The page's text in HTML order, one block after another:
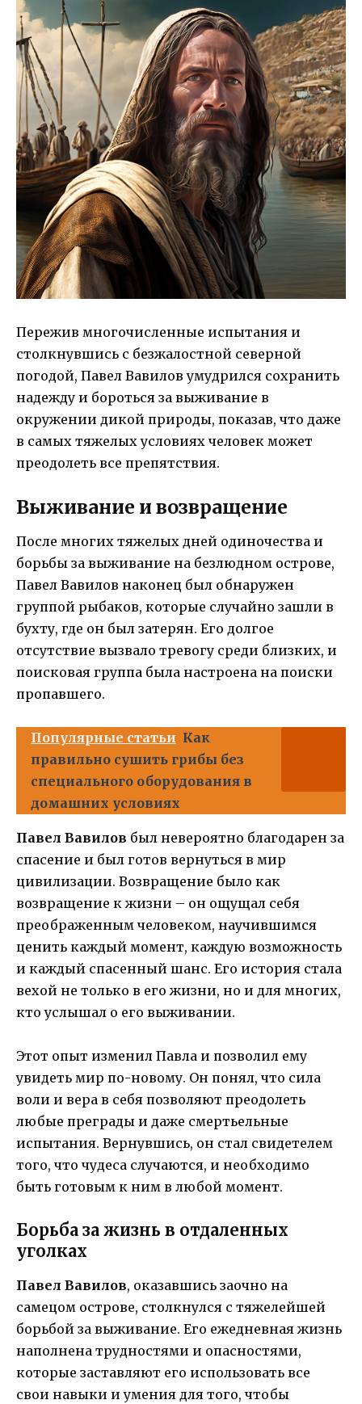
Пережив многочисленные испытания и
столкнувшись с безжалостной северной
погодой, Павел Вавилов умудрился сохранить
надежду и бороться за выживание в
окружении дикой природы, показав, что даже
в самых тяжелых условиях человек может
преодолеть все препятствия.
Выживание и возвращение
После многих тяжелых дней одиночества и
борьбы за выживание на безлюдном острове,
Павел Вавилов наконец был обнаружен
группой рыбаков, которые случайно зашли в
бухту, где он был затерян. Его долгое
отсутствие вызвало тревогу среди близких, и
поисковая группа была настроена на поиски
пропавшего.
Популярные статьи Как
правильно сушить грибы без
специального оборудования в
домашних условиях
Павел Вавилов был невероятно благодарен за
спасение и был готов вернуться в мир
цивилизации. Возвращение было как
возвращение к жизни – он ощущал себя
преображенным человеком, научившимся
ценить каждый момент, каждую возможность
и каждый спасенный шанс. Его история стала
вехой не только в его жизни, но и для многих,
кто услышал о его выживании.
Этот опыт изменил Павла и позволил ему
увидеть мир по-новому. Он понял, что сила
воли и вера в себя позволяют преодолеть
любые преграды и даже смертьельные
испытания. Вернувшись, он стал свидетелем
того, что чудеса случаются, и необходимо
быть готовым к ним в любой момент.
Борьба за жизнь в отдаленных
уголках
Павел Вавилов, оказавшись заочно на
самецом острове, столкнулся с тяжелейшей
борьбой за выживание. Его ежедневная жизнь
наполнена трудностями и опасностями,
которые заставляют его использовать все
свои навыки и умения для того, чтобы